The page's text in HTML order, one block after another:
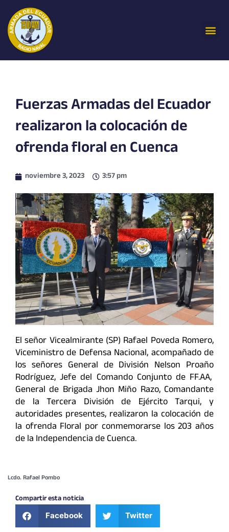
contenido
Fuerzas Armadas del Ecuador
realizaron la colocación de
ofrenda floral en Cuenca
noviembre 3, 2023 3:57 pm
El señor Vicealmirante (SP) Rafael Poveda Romero,
Viceministro de Defensa Nacional, acompañado de
los señores General de División Nelson Proaño
Rodríguez, Jefe del Comando Conjunto de FF.AA,
General de Brigada Jhon Miño Razo, Comandante
de la Tercera División de Ejército Tarqui, y
autoridades presentes, realizaron la colocación de
la ofrenda Floral por conmemorarse los 203 años
de la Independencia de Cuenca.
Lcdo. Rafael Pombo
Compartir esta noticia
Facebook Twitter